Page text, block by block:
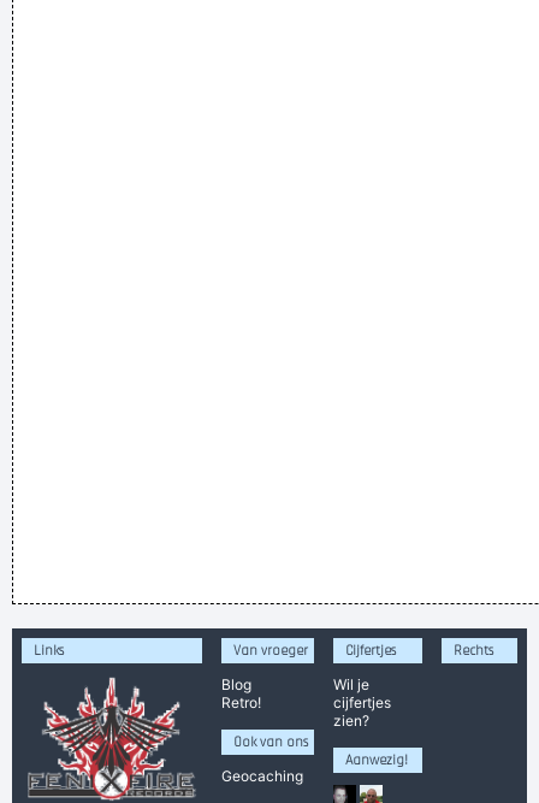
Links
Van vroeger
Blog
Retro!
Ook van ons
Geocaching
Cijfertjes
Wil je
cijfertjes
zien?
Aanwezig!
Rechts